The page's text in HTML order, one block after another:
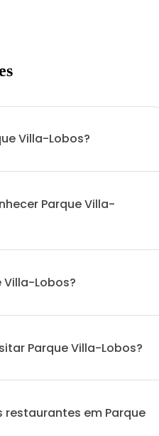
Villa-Lobos?
Parque Villa-
Villa-Lobos?
Parque Villa-Lobos?
restaurantes em Parque